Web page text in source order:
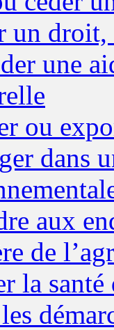
un droit,
une
ou
dans
aux
de
la